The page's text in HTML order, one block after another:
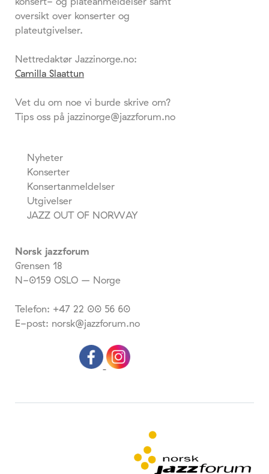
oversikt over konserter og
plateutgivelser.
Nettredaktør Jazzinorge.no:
Camilla Slaattun
Vet du om noe vi burde skrive om?
Tips oss på jazzinorge@jazzforum.no
Nyheter
Konserter
Konsertanmeldelser
Utgivelser
JAZZ OUT OF NORWAY
Norsk jazzforum
Grensen 18
N-0159 OSLO – Norge
Telefon: +47 22 00 56 60
E-post: norsk@jazzforum.no